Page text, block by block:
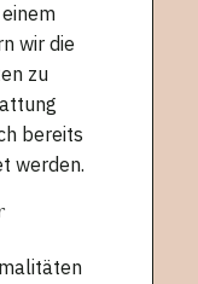
wir die
zu
bereits
werden.